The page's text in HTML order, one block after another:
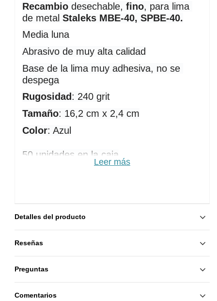
Recambio desechable, fino, para lima
de metal Staleks MBE-40, SPBE-40.
Media luna
Abrasivo de muy alta calidad
Base de la lima muy adhesiva, no se
despega
Rugosidad : 240 grit
Tamaño: 16,2 cm x 2,4 cm
Color: Azul
50 unidades en la caja
Leer más
Detalles del producto
Reseñas
Preguntas
Comentarios